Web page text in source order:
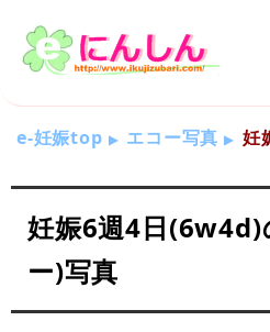
e-妊娠top エコー写真 妊
妊娠6週4日(6w4d)
ー)写真